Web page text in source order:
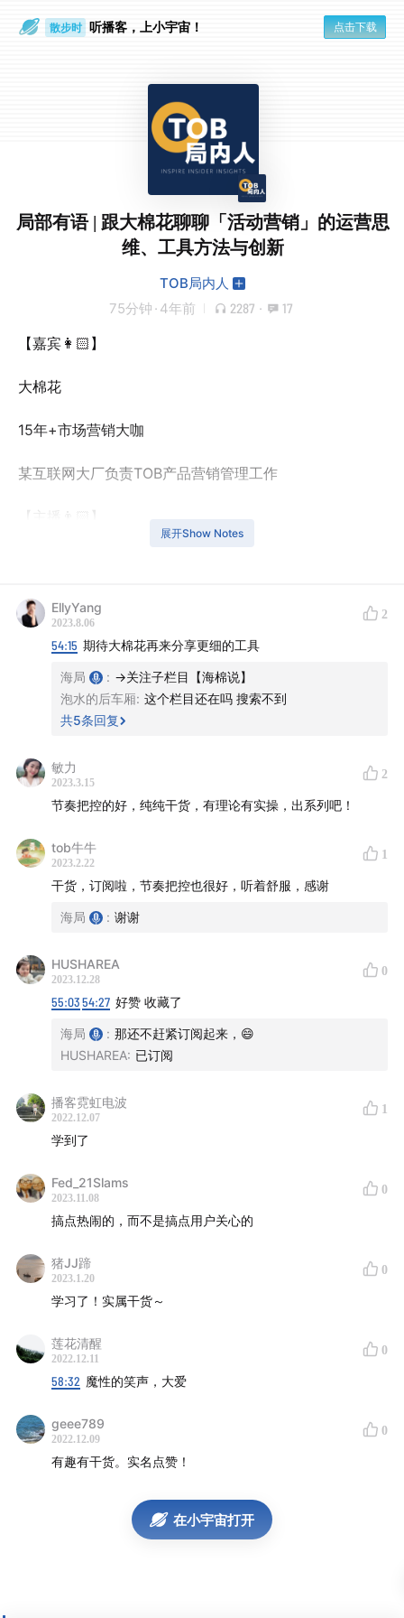
散步时 听播客，上小宇宙！ 点击下载
局部有语 | 跟大棉花聊聊「活动营销」的运营思
维、工具方法与创新
TOB局内人
75分钟 · 4年前 2287 · 17
【嘉宾👩🏻】
大棉花
15年+市场营销大咖
某互联网大厂负责TOB产品营销管理工作
【主播👨🏻】
【引言🐝】
本期节目，特别适合已经开始活动营销，并渴望持续成长
的朋友。那本期内容对你们来说绝对价值连城，亦或许可
以因此平步青云、升职加薪喔~
期节目也可以很好地帮你壁雷，避免你陷入成为大头兵的
沼泽。
本期嘉宾大棉花，是非常资深的营销大咖，语速正常且坦
诚，内容金句不断，这一期节目对我个人的启发也非常
大。感谢大棉花的无私付出，祝他工作顺利和日进斗金。
enjoy it~
【提要📒】
从层出不穷的活动现象谈起：为何办？客户也真的
关于客户在活动中的社交诉求的讨论
21:52 厘清活动营销开展的目的是重中之重————
【目标三角】：影响力、获客、客情； 以及如何度量目标
的成效
如何迈出第一步去借力媒体机构
42:10 基于目标共识下的活动营销开展方法
【黄金五角星】：邀约、执行准备、执行、传播、转化
63:27 有关活动营销的创新建议：
①给客户以角色 ②联合一切资源 ③以人效问题驱动创
新
【收听👂🏻】
推荐您使用Apple Podcast、小宇宙App、喜马拉雅、QQ
音乐或任意泛用型播客客户端订阅收听「TOB创新增长」
展开Show Notes
EllyYang
2023.8.06
2
54:15 期待大棉花再来分享更细的工具
海局 : →关注子栏目【海棉说】
泡水的后车厢: 这个栏目还在吗 搜索不到
共5条回复
敏力
2023.3.15
2
节奏把控的好，纯纯干货，有理论有实操，出系列吧！
tob牛牛
2023.2.22
1
干货，订阅啦，节奏把控也很好，听着舒服，感谢
海局 : 谢谢
HUSHAREA
2023.12.28
0
55:0354:27 好赞 收藏了
海局 : 那还不赶紧订阅起来，😄
HUSHAREA: 已订阅
播客霓虹电波
2022.12.07
1
学到了
Fed_21Slams
2023.11.08
0
搞点热闹的，而不是搞点用户关心的
猪JJ蹄
2023.1.20
0
学习了！实属干货～
莲花清醒
2022.12.11
0
58:32 魔性的笑声，大爱
geee789
2022.12.09
0
有趣有干货。实名点赞！
在小宇宙打开